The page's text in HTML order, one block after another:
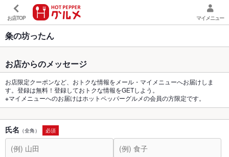
お店TOP マイメニュー
粂の坊ったん
お店からのメッセージ
お店限定クーポンなど、おトクな情報をメール・マイメニューへお届けしま
す。登録は無料！登録しておトクな情報をGETしよう。
※マイメニューへのお届けはホットペッパーグルメの会員の方限定です。
氏名 （全角） 必須